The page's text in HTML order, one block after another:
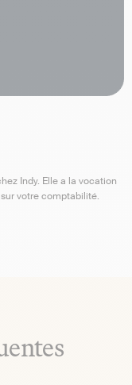
Indy. Elle a la vocation
votre comptabilité.